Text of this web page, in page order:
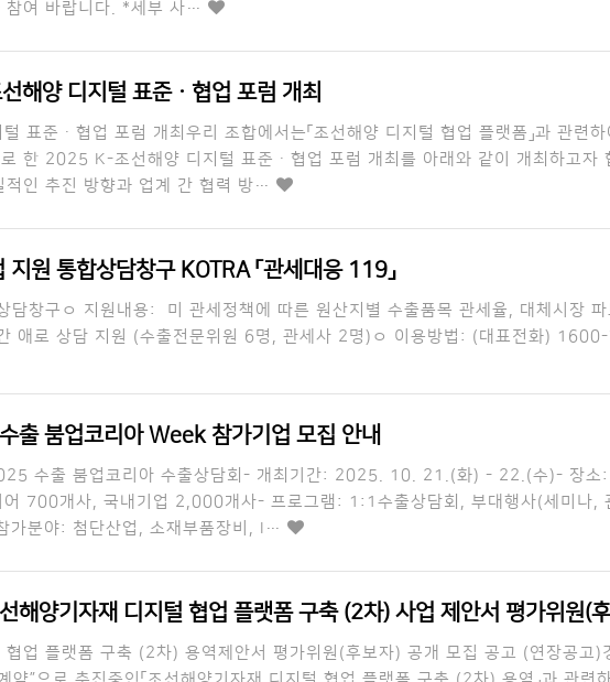
참여 바랍니다. *세부 사…
해양 디지털 표준ㆍ협업 포럼 개최
표준ㆍ협업 포럼 개최우리 조합에서는「조선해양 디지털 협업 플랫폼」과 관련
한 2025 K-조선해양 디지털 표준ㆍ협업 포럼 개최를 아래와 같이 개최하고자
적인 추진 방향과 업계 간 협력 방…
지원 통합상담창구 KOTRA 「관세대응 119」
담창구ㅇ 지원내용: 미 관세정책에 따른 원산지별 수출품목 관세율, 대체시
로 상담 지원 (수출전문위원 6명, 관세사 2명)ㅇ 이용방법: (대표전화)
출 붐업코리아 Week 참가기업 모집 안내
수출 붐업코리아 수출상담회- 개최기간: 2025. 10. 21.(화) - 22.(수)- 장소:
어 700개사, 국내기업 2,000개사- 프로그램: 1:1수출상담회, 부대행사(세미나,
가분야: 첨단산업, 소재부품장비, I…
해양기자재 디지털 협업 플랫폼 구축 (2차) 사업 제안서 평가위원(
협업 플랫폼 구축 (2차) 용역제안서 평가위원(후보자) 공개 모집 공고 (연장공고)